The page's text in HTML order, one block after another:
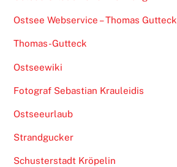
Ostsee Webservice – Thomas Gutteck
Thomas-Gutteck
Ostseewiki
Fotograf Sebastian Krauleidis
Ostseeurlaub
Strandgucker
Schusterstadt Kröpelin